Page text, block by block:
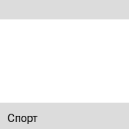
Спорт